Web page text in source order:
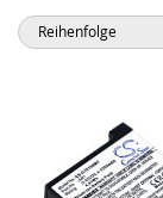
Sortieren